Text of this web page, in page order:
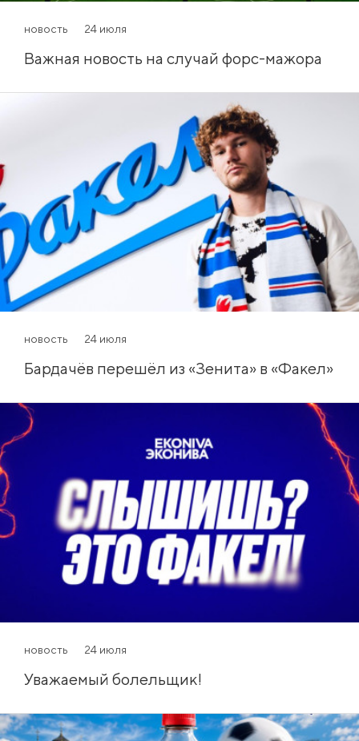
новость 24 июля
Важная новость на случай форс-мажора
новость 24 июля
Бардачёв перешёл из «Зенита» в «Факел»
новость 24 июля
Уважаемый болельщик!